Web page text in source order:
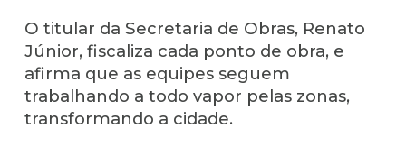
O titular da Secretaria de Obras, Renato
Júnior, fiscaliza cada ponto de obra, e
afirma que as equipes seguem
trabalhando a todo vapor pelas zonas,
transformando a cidade.